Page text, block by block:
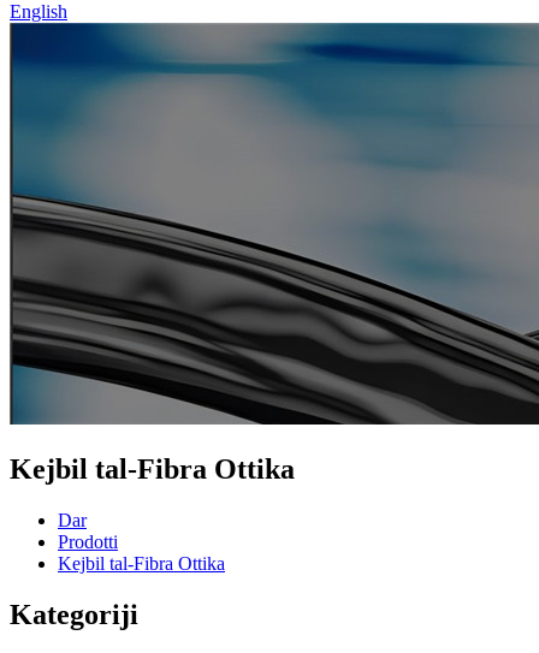
English
Kejbil tal-Fibra Ottika
Dar
Prodotti
Kejbil tal-Fibra Ottika
Kategoriji